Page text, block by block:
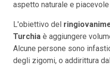
aspetto naturale e
L'obiettivo del
Turchia è aggiungere
Alcune persone sono
degli zigomi, o addirittura